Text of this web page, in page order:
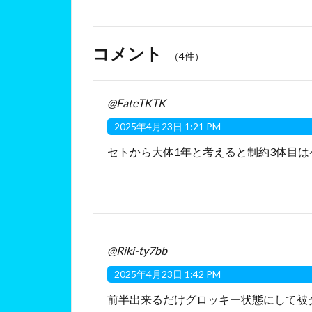
コメント （4件）
@FateTKTK
2025年4月23日 1:21 PM
セトから大体1年と考えると制約3体目
@Riki-ty7bb
2025年4月23日 1:42 PM
前半出来るだけグロッキー状態にして